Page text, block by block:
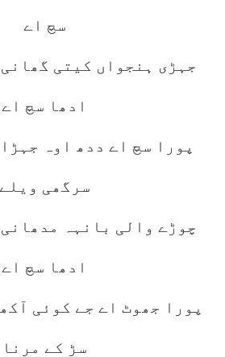
سچ اے
جہڑی ہنجواں کیتی
ادھا سچ اے
پورا سچ اے ددھ اوہ
سرگھی ویلے
چوڑے والی بانہہ
ادھا سچ اے
پورا جھوٹ اے جے کوئی
سڑ کے مرنا